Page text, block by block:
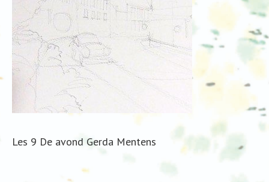
Les 9 De avond Gerda Mentens